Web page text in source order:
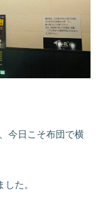
今日こそ布団で横
た。